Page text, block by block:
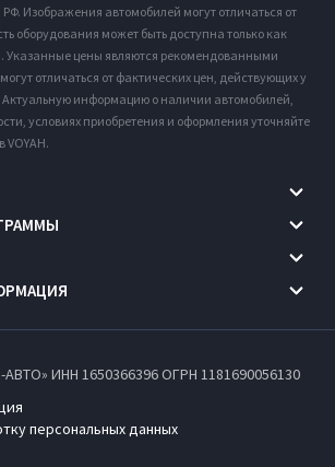
Изображения автомобилей могут отличаться от
оборудования может быть доступна только как
Указанные цены являются рекомендованными
отличаться от фактических цен, действующих у
информацию о наличии автомобилей,
условиях приобретения и оформления уточняйте
ИНН 1650366396ОГРН 1181690056130
персональных данных